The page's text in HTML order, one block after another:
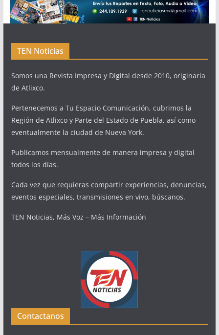
TEN Noticias
Somos una Revista Impresa y Digital desde 2010, originaria
de Atlixco.
Pertenecemos a Tu Espacio Comunicación, cubrimos la
Región de Atlixco y Parte del Estado de Puebla, así como
eventualmente la ciudad de Nueva York.
Publicamos mensualmente de manera impresa y digital
todos los días.
Cada vez que requieras compartir experiencias, denuncias,
eventos especiales, transmisiones en vivo, búscanos.
TEN Noticias, Más Voz – Más Información
Contactanos